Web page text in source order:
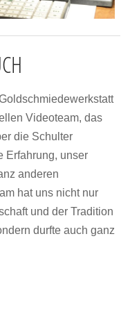
Videoteam, das
die Schulter
Erfahrung, unser
anderen
hat uns nicht nur
und der Tradition
durfte auch ganz